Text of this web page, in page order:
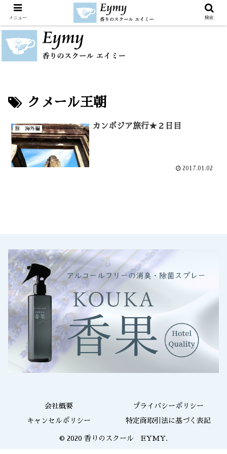
クメール王朝
旅 海外編 カンボジア旅行★２日目
2017.01.02
会社概要 プライバシーポリシー
キャンセルポリシー 特定商取引法に基づく表記
© 2020 香りのスクール EYMY.
メニュー 検索